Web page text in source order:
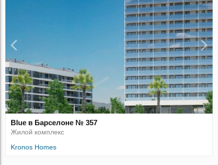
Blue в Барселоне № 357
Жилой комплекс
Kronos Homes